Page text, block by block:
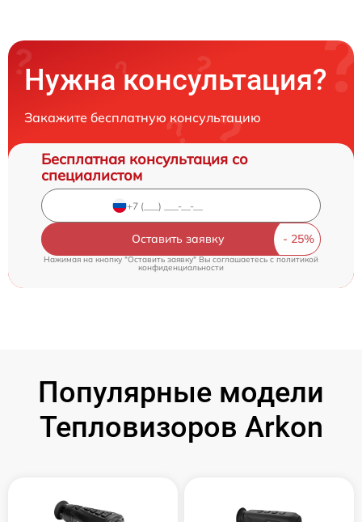
Нужна консультация?
Закажите бесплатную консультацию
Бесплатная консультация со
специалистом
Оставить заявку
Нажимая на кнопку "Оставить заявку" Вы соглашаетесь c политикой
конфиденциальности
Популярные модели
Тепловизоров Arkon